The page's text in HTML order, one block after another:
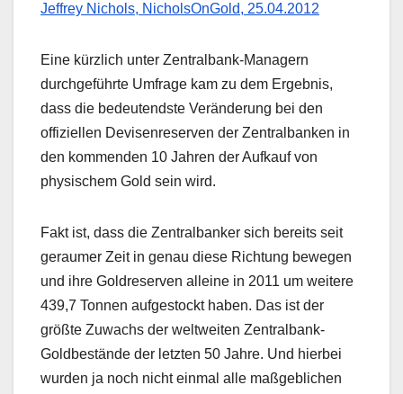
Jeffrey Nichols, NicholsOnGold, 25.04.2012
Eine kürzlich unter Zentralbank-Managern
durchgeführte Umfrage kam zu dem Ergebnis,
dass die bedeutendste Veränderung bei den
offiziellen Devisenreserven der Zentralbanken in
den kommenden 10 Jahren der Aufkauf von
physischem Gold sein wird.
Fakt ist, dass die Zentralbanker sich bereits seit
geraumer Zeit in genau diese Richtung bewegen
und ihre Goldreserven alleine in 2011 um weitere
439,7 Tonnen aufgestockt haben. Das ist der
größte Zuwachs der weltweiten Zentralbank-
Goldbestände der letzten 50 Jahre. Und hierbei
wurden ja noch nicht einmal alle maßgeblichen